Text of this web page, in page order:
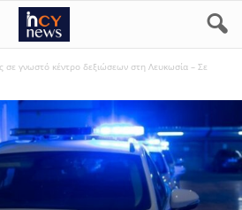
σε γνωστό κέντρο δεξιώσεων στη Λευκωσία – Σε